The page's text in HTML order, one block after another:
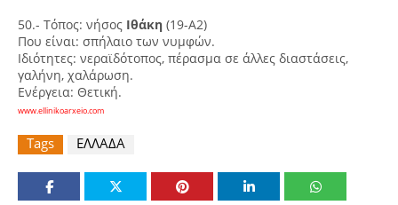
50.- Τόπος: νήσος Ιθάκη (19-Α2)
Που είναι: σπήλαιο των νυμφών.
Ιδιότητες: νεραϊδότοπος, πέρασμα σε άλλες διαστάσεις,
γαλήνη, χαλάρωση.
Ενέργεια: Θετική.
www.ellinikoarxeio.com
Tags ΕΛΛΑΔΑ